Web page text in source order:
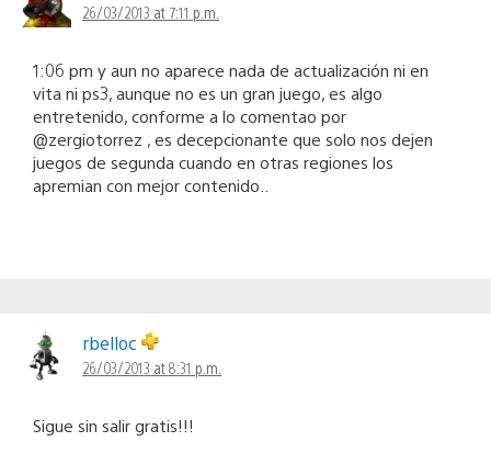
26/03/2013 at 7:11 p.m.
1:06 pm y aun no aparece nada de actualización ni en
vita ni ps3, aunque no es un gran juego, es algo
entretenido, conforme a lo comentao por
@zergiotorrez , es decepcionante que solo nos dejen
juegos de segunda cuando en otras regiones los
apremian con mejor contenido..
rbelloc
26/03/2013 at 8:31 p.m.
Sigue sin salir gratis!!!